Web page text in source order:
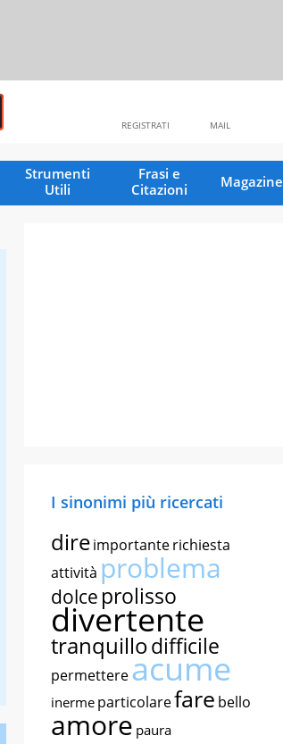
MAIL
REGISTRATI
Strumenti
Utili
Frasi e
Citazioni
Magazine
I sinonimi più ricercati
direimportanterichiesta
attività problema
dolce prolisso
divertente
tranquillodifficile
permettereacume
inerme particolarefare bello
amore paura